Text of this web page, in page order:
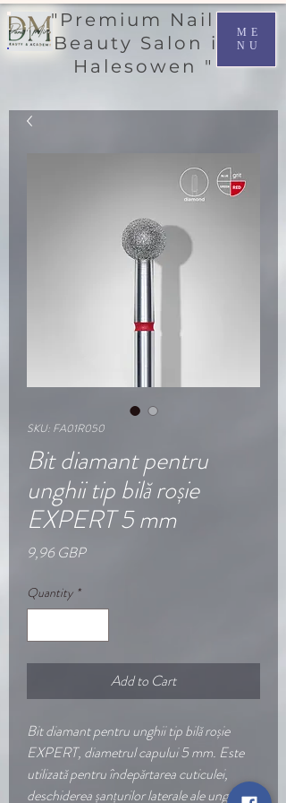
ME
NU
"Premium Nail &
Beauty Salon in
Halesowen "
SKU: FA01R050
Bit diamant pentru
unghii tip bilă roșie
EXPERT 5 mm
9,96 GBPPrice
Quantity *
Add to Cart
Bit diamant pentru unghii tip bilă roșie
EXPERT, diametrul capului 5 mm. Este
utilizată pentru îndepărtarea cuticulei,
deschiderea șanțurilor laterale ale unghiei și